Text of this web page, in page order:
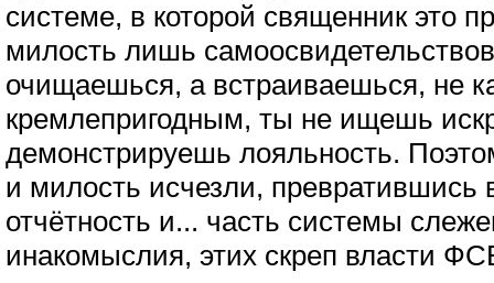
системе, в которой священник это
милость лишь
очищаешься, а встраиваешься, не
кремлепригодным, ты не ищешь
демонстрируешь лояльность.
и милость исчезли, превратившись
отчётность и... часть системы
инакомыслия, этих скреп власти